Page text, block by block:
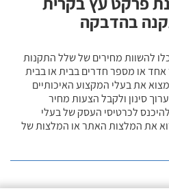
בהדבקה
להשוות מחירים של שלל התקנות
או מספר חדרים בבית או בבית
את בעלי המקצוע האיכותיים
סינון ולקבל הצעות מחיר
לכרטיסי העסק של בעלי
את המלצות האתר או המלצות של